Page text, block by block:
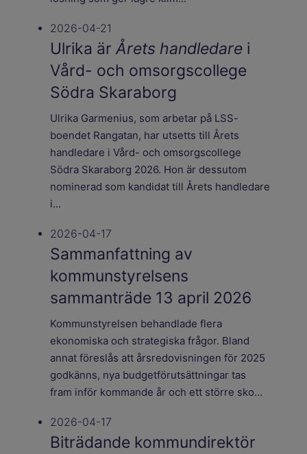
2026-04-21
Ulrika ärÅrets handledare i
Vård- och omsorgscollege
Södra Skaraborg
Ulrika Garmenius, som arbetar på LSS-
boendet Rangatan, har utsetts till Årets
handledare i Vård- och omsorgscollege
Södra Skaraborg 2026. Hon är dessutom
nominerad som kandidat till Årets handledare
i...
2026-04-17
Sammanfattning av
kommunstyrelsens
sammanträde 13 april 2026
Kommunstyrelsen behandlade flera
ekonomiska och strategiska frågor. Bland
annat föreslås att årsredovisningen för 2025
godkänns, nya budgetförutsättningar tas
fram inför kommande år och ett större sko...
2026-04-17
Biträdande kommundirektör